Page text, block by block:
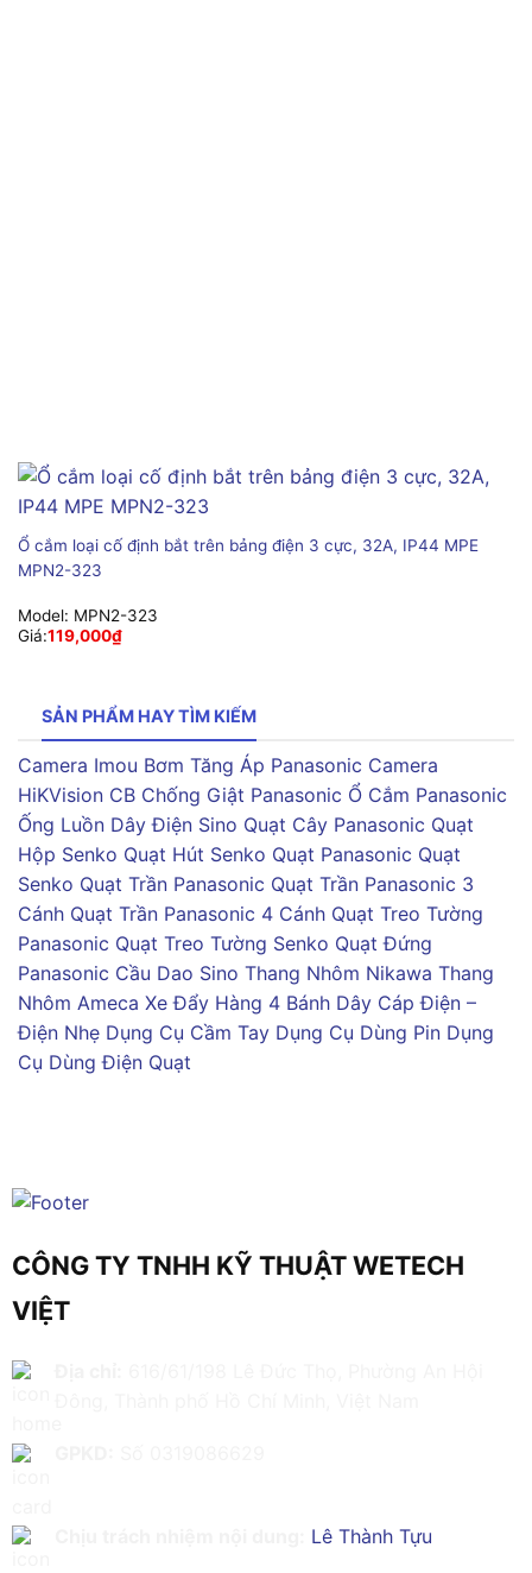
Ổ cắm loại cố định bắt trên bảng điện 3 cực, 32A, IP44 MPE
MPN2-323
Model: MPN2-323
Giá:119,000₫
SẢN PHẨM HAY TÌM KIẾM
Camera Imou Bơm Tăng Áp Panasonic Camera
HiKVision CB Chống Giật Panasonic Ổ Cắm Panasonic
Ống Luồn Dây Điện Sino Quạt Cây Panasonic Quạt
Hộp Senko Quạt Hút Senko Quạt Panasonic Quạt
Senko Quạt Trần Panasonic Quạt Trần Panasonic 3
Cánh Quạt Trần Panasonic 4 Cánh Quạt Treo Tường
Panasonic Quạt Treo Tường Senko Quạt Đứng
Panasonic Cầu Dao Sino Thang Nhôm Nikawa Thang
Nhôm Ameca Xe Đẩy Hàng 4 Bánh Dây Cáp Điện –
Điện Nhẹ Dụng Cụ Cầm Tay Dụng Cụ Dùng Pin Dụng
Cụ Dùng Điện Quạt
CÔNG TY TNHH KỸ THUẬT WETECH
VIỆT
Lê Thành Tựu